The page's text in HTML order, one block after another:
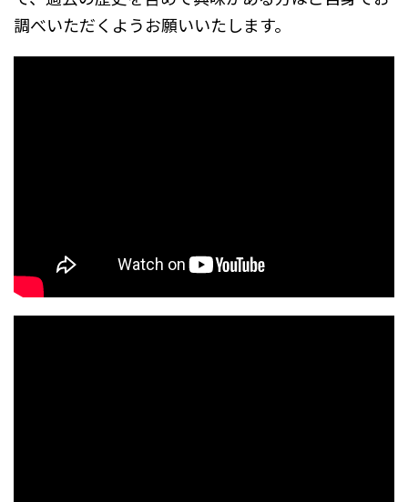
調べいただくようお願いいたします。